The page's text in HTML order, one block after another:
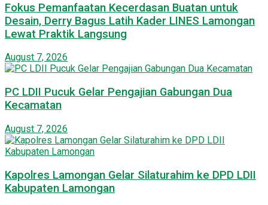
Fokus Pemanfaatan Kecerdasan Buatan untuk
Desain, Derry Bagus Latih Kader LINES Lamongan
Lewat Praktik Langsung
August 7, 2026
PC LDII Pucuk Gelar Pengajian Gabungan Dua
Kecamatan
August 7, 2026
Kapolres Lamongan Gelar Silaturahim ke DPD LDII
Kabupaten Lamongan